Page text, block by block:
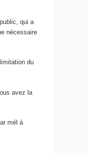
qui a
nécessaire
du
avez la
mél à